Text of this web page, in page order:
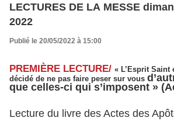
LECTURES DE LA MESSE
2022
Publié le 20/05/2022 à 15:00
PREMIÈRE LECTURE/ « L’Esprit Saint
décidé de ne pas faire peser sur vous
que celles-ci qui s’imposent »
Lecture du livre des Actes des